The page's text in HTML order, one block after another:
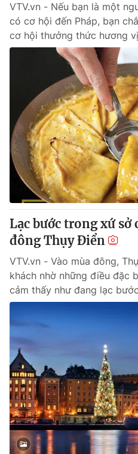
VTV.vn - Nếu bạn là một
có cơ hội đến Pháp, bạn
cơ hội thưởng thức hương
Lạc bước trong xứ sở
đông Thụy Điển
VTV.vn - Vào mùa đông,
khách nhờ những điều đặc
cảm thấy như đang lạc